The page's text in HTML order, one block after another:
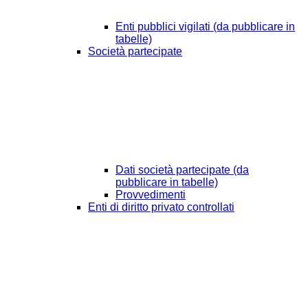
Enti pubblici vigilati (da pubblicare in
tabelle)
Società partecipate
Dati società partecipate (da
pubblicare in tabelle)
Provvedimenti
Enti di diritto privato controllati